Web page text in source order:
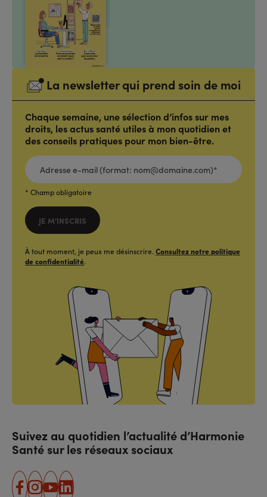
La newsletter qui prend soin de moi
Chaque semaine, une sélection d’infos sur mes
droits, les actus santé utiles à mon quotidien et
des conseils pratiques pour mon bien-être.
ADRESSE
E-
MAIL
(FORMAT:
NOM@DOMAINE.COM)*
* Champ obligatoire
JE M'INSCRIS
À tout moment, je peux me désinscrire. Consultez notre politique
de confidentialité.
Suivez au quotidien l’actualité d’Harmonie
Santé sur les réseaux sociaux